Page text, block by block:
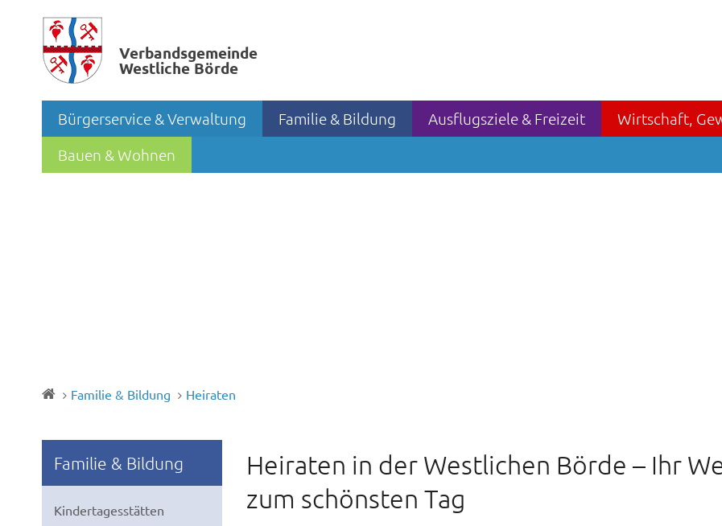
Verbands­gemeinde
Westliche Börde
Bürgerservice & Verwaltung Familie & Bildung Ausflugsziele & Freizeit Wirtschaft,
Bauen & Wohnen
Familie & Bildung Heiraten
Familie & Bildung
Kindertagesstätten
Heiraten in der Westlichen Börde – Ihr
zum schönsten Tag